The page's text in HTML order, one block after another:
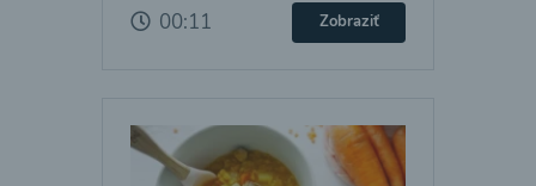
00:11 Zobraziť